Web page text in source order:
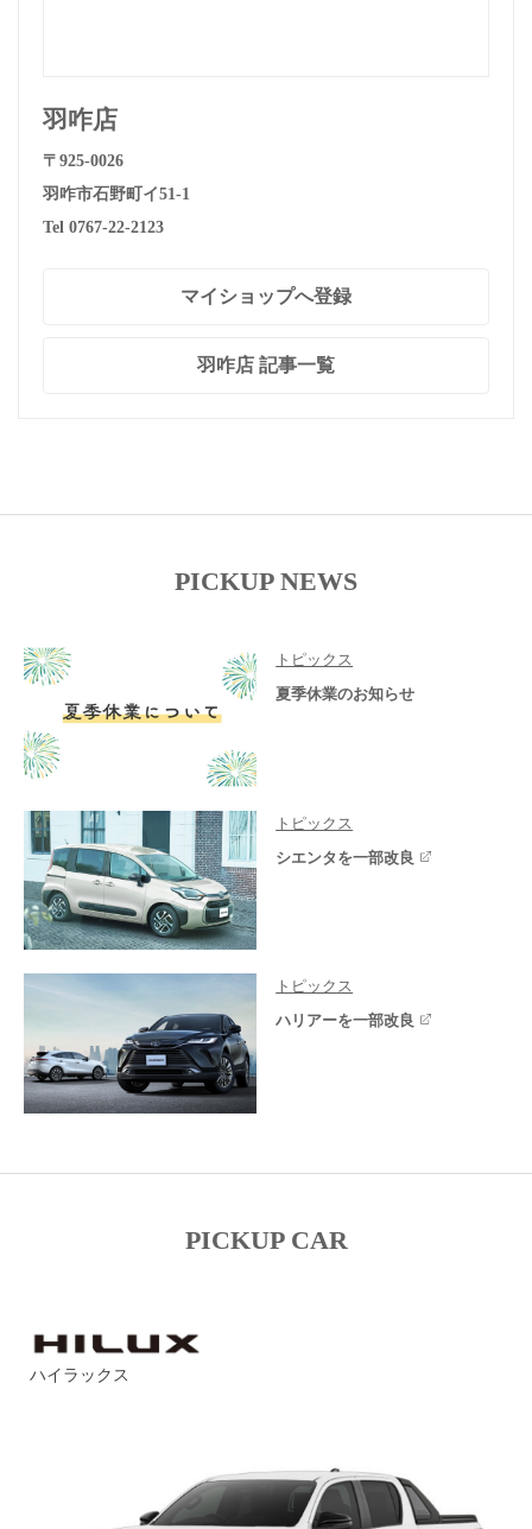
羽咋店
〒925-0026
羽咋市石野町イ51-1
Tel 0767-22-2123
マイショップへ登録
羽咋店 記事一覧
PICKUP NEWS
トピックス
夏季休業のお知らせ
トピックス
シエンタを一部改良
トピックス
ハリアーを一部改良
PICKUP CAR
ハイラックス